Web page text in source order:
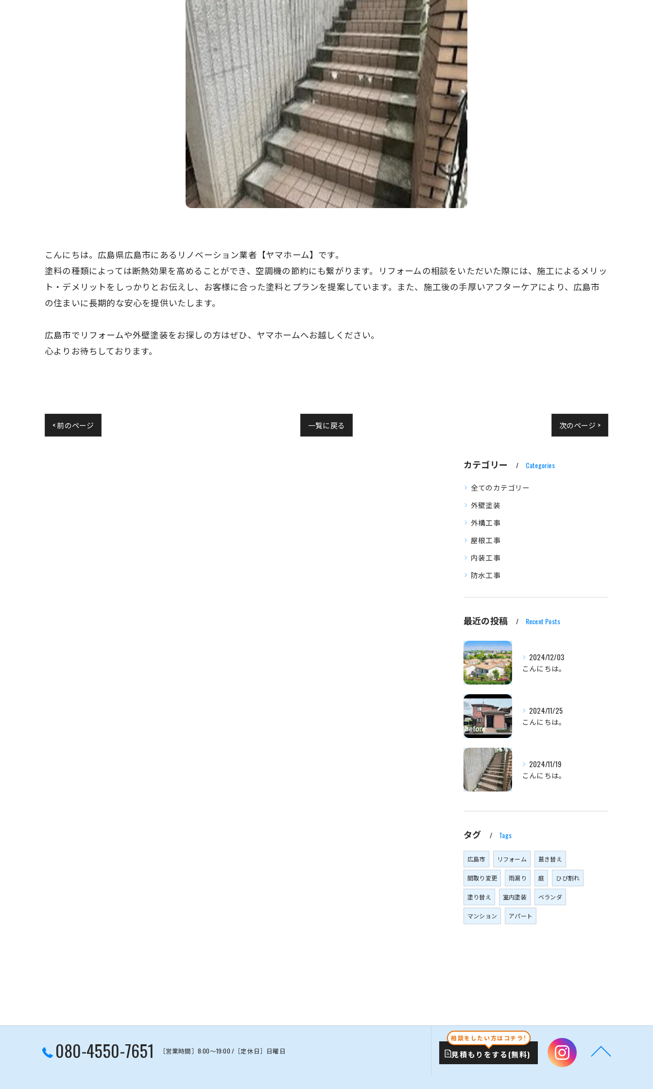
こんにちは。広島県広島市にあるリノベーション業者【ヤマホーム】です。
塗料の種類によっては断熱効果を高めることができ、空調機の節約にも繋がります。リフォームの相談をいただいた際には、施工によるメリッ
ト・デメリットをしっかりとお伝えし、お客様に合った塗料とプランを提案しています。また、施工後の手厚いアフターケアにより、広島市
の住まいに長期的な安心を提供いたします。
広島市でリフォームや外壁塗装をお探しの方はぜひ、ヤマホームへお越しください。
心よりお待ちしております。
< 前のページ 一覧に戻る 次のページ >
カテゴリー Categories
全てのカテゴリー
外壁塗装
外構工事
屋根工事
内装工事
防水工事
最近の投稿 Recent Posts
2024/12/03
こんにちは。
2024/11/25
こんにちは。
2024/11/19
こんにちは。
タグ Tags
広島市 リフォーム 葺き替え
間取り変更 雨漏り 庭 ひび割れ
塗り替え 室内塗装 ベランダ
マンション アパート
080-4550-7651 ［営業時間］8:00～19:00 /［定休日］日曜日
相談をしたい方はコチラ!
見積もりをする(無料)